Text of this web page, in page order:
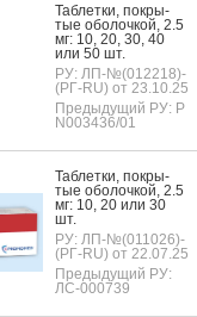
Таб­летки, пок­ры­
тые обо­лоч­кой, 2.5
мг: 10, 20, 30, 40
или 50 шт.
РУ: ЛП-№(012218)-
(РГ-RU) от 23.10.25
Предыдущий РУ: Р
N003436/01
Таб­летки, пок­ры­
тые обо­лоч­кой, 2.5
мг: 10, 20 или 30
шт.
РУ: ЛП-№(011026)-
(РГ-RU) от 22.07.25
Предыдущий РУ:
ЛС-000739